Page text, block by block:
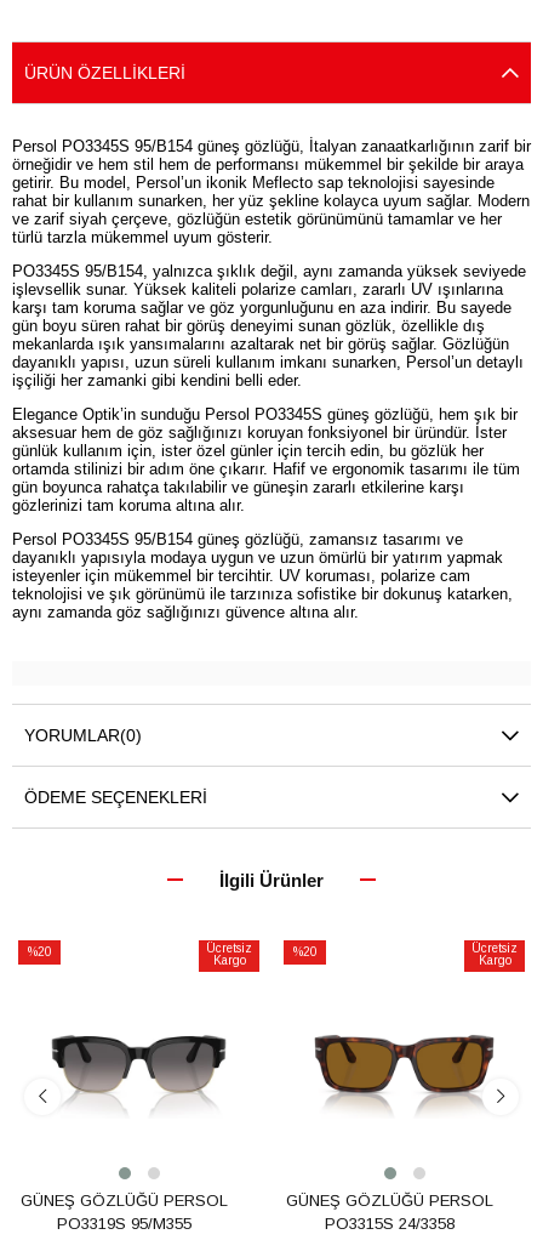
ÜRÜN ÖZELLIKLERI
Persol PO3345S 95/B154 güneş gözlüğü, İtalyan zanaatkarlığının zarif bir
örneğidir ve hem stil hem de performansı mükemmel bir şekilde bir araya
getirir. Bu model, Persol’un ikonik Meflecto sap teknolojisi sayesinde
rahat bir kullanım sunarken, her yüz şekline kolayca uyum sağlar. Modern
ve zarif siyah çerçeve, gözlüğün estetik görünümünü tamamlar ve her
türlü tarzla mükemmel uyum gösterir.
PO3345S 95/B154, yalnızca şıklık değil, aynı zamanda yüksek seviyede
işlevsellik sunar. Yüksek kaliteli polarize camları, zararlı UV ışınlarına
karşı tam koruma sağlar ve göz yorgunluğunu en aza indirir. Bu sayede
gün boyu süren rahat bir görüş deneyimi sunan gözlük, özellikle dış
mekanlarda ışık yansımalarını azaltarak net bir görüş sağlar. Gözlüğün
dayanıklı yapısı, uzun süreli kullanım imkanı sunarken, Persol’un detaylı
işçiliği her zamanki gibi kendini belli eder.
Elegance Optik’in sunduğu Persol PO3345S güneş gözlüğü, hem şık bir
aksesuar hem de göz sağlığınızı koruyan fonksiyonel bir üründür. İster
günlük kullanım için, ister özel günler için tercih edin, bu gözlük her
ortamda stilinizi bir adım öne çıkarır. Hafif ve ergonomik tasarımı ile tüm
gün boyunca rahatça takılabilir ve güneşin zararlı etkilerine karşı
gözlerinizi tam koruma altına alır.
Persol PO3345S 95/B154 güneş gözlüğü, zamansız tasarımı ve
dayanıklı yapısıyla modaya uygun ve uzun ömürlü bir yatırım yapmak
isteyenler için mükemmel bir tercihtir. UV koruması, polarize cam
teknolojisi ve şık görünümü ile tarzınıza sofistike bir dokunuş katarken,
aynı zamanda göz sağlığınızı güvence altına alır.
YORUMLAR(0)
ÖDEME SEÇENEKLERI
İlgili Ürünler
%20
Ücretsiz
Kargo
GÜNEŞ GÖZLÜĞÜ PERSOL
PO3319S 95/M355
%20
Ücretsiz
Kargo
GÜNEŞ GÖZLÜĞÜ PERSOL
PO3315S 24/3358